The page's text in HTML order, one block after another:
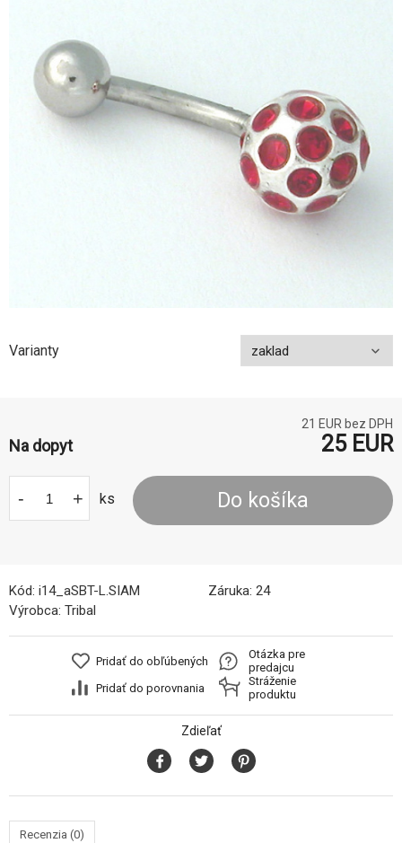
Varianty
21 EUR bez DPH
Na dopyt 25EUR
- + ks Do košíka
Kód: i14_aSBT-L.SIAM Záruka: 24
Výrobca: Tribal
Pridať do obľúbených
Pridať do porovnania
Otázka pre
predajcu
Stráženie
produktu
Zdieľať
Recenzia (0)